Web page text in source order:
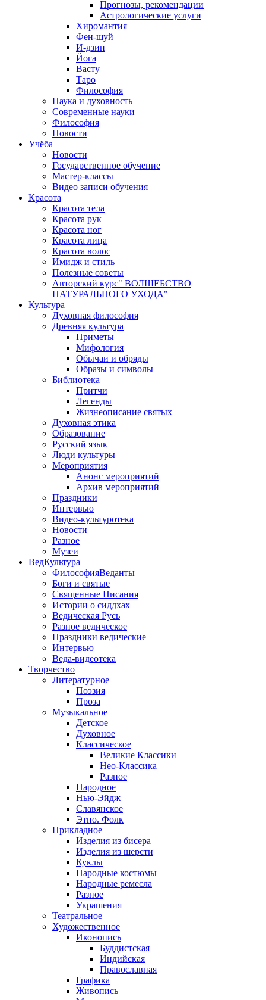
Прогнозы, рекомендации
Астрологические услуги
Хиромантия
Фен-шуй
И-дзин
Йога
Васту
Таро
Философия
Наука и духовность
Современные науки
Философия
Новости
Учёба
Новости
Государственное обучение
Мастер-классы
Видео записи обучения
Красота
Красота тела
Красота рук
Красота ног
Красота лица
Красота волос
Имидж и стиль
Полезные советы
Авторский курс" ВОЛШЕБСТВО
НАТУРАЛЬНОГО УХОДА"
Культура
Духовная философия
Древняя культура
Приметы
Мифология
Обычаи и обряды
Образы и символы
Библиотека
Притчи
Легенды
Жизнеописание святых
Духовная этика
Образование
Русский язык
Люди культуры
Мероприятия
Анонс мероприятий
Архив мероприятий
Праздники
Интервью
Видео-культуротека
Новости
Разное
Музеи
ВедКультура
ФилософияВеданты
Боги и святые
Священные Писания
Истории о сиддхах
Ведическая Русь
Разное ведическое
Праздники ведические
Интервью
Веда-видеотека
Творчество
Литературное
Поэзия
Проза
Музыкальное
Детское
Духовное
Классическое
Великие Классики
Нео-Классика
Разное
Народное
Нью-Эйдж
Славянское
Этно. Фолк
Прикладное
Изделия из бисера
Изделия из шерсти
Куклы
Народные костюмы
Народные ремесла
Разное
Украшения
Театральное
Художественное
Иконопись
Буддистская
Индийская
Православная
Графика
Живопись